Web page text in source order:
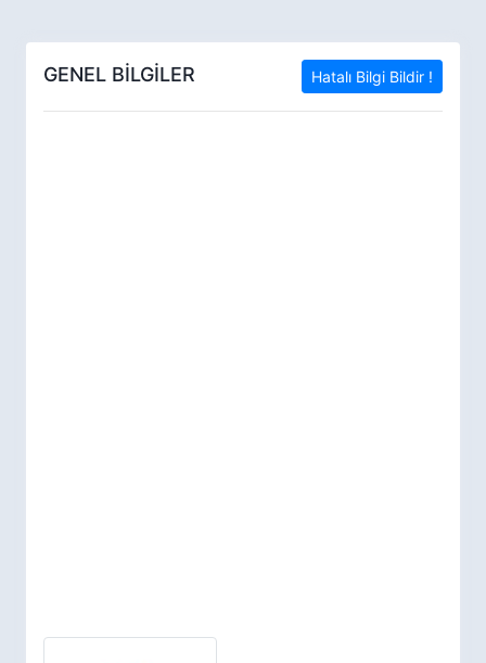
GENEL BİLGİLER Hatalı Bilgi Bildir !